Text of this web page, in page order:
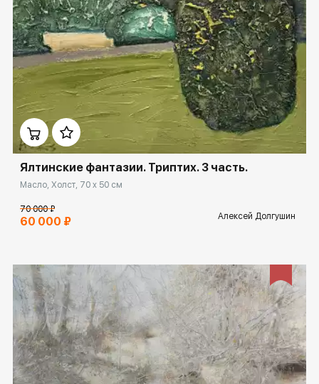
Домен: ekb.rakovgallery.ru
Ялтинские фантазии. Триптих. 3 часть.
Масло, Холст, 70 x 50 см
70 000 ₽
60 000 ₽ Алексей Долгушин